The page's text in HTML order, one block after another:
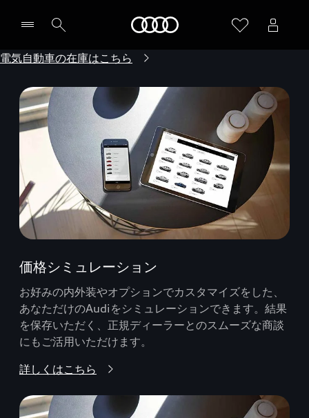
電気自動車の在庫はこちら
価格シミュレーション
お好みの内外装やオプションでカスタマイズをした、
あなただけのAudiをシミュレーションできます。結果
を保存いただく、正規ディーラーとのスムーズな商談
にもご活用いただけます。
詳しくはこちら